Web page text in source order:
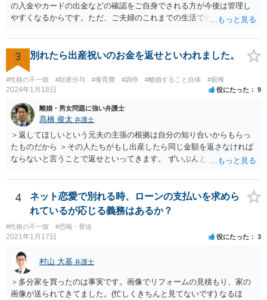
の入金やカードの出金などの確認をご自身でされる方が今後は管理し
やすくなるからです。ただ、ご夫婦のこれまでの生活で奥様が管理さ
しても構わないとは思います。 隠し財産といっても、収入は給与だけ
で隠しようがないでしょうし、今わかっていない財産がないのであれ
ば別居後に新たな財産ができてもお互いに分与を主張できないことに
はなりますので杞憂ということになろうかと思います。 婚姻費用を渡
さないというおそれを奥様が抱くのはやむない面もあるとは思います
が、ここは信じていただくしかないですし、婚姻費用の金額の合意が
できるかどうかの方が重要だと思います（合意できなれば納得した金
額をもらえないという意味では、奥様の不満は残るからです）。 特別
経費という問題はあるのですが、一般には、収入から婚姻費用は定め
られ、全ての生活費が入っていると見ます。奥様の利益のために支払
っている費用については、婚姻費用から引くことも相当だと思いま
3 別れたら出産祝いのお金を返せといわれました。
#性格の不一致 #財産分与 #養育費 #調停 #離婚すること自体 #親権
2024年1月18日 役にたった 9
離婚・男女問題に強い弁護士
髙橋 俊太 弁護士
＞返してほしいという元夫の主張の根拠は自分の知り合いからもらっ
たものだから ＞その人たちがもし出産したら同じ金額を返さなければ
ならないと言うことで返せといってきます。 ずいぶんとトリッキーな
さなければならない】ということですが、元夫がご友人に出産祝いを
贈る場合、その意味合いは贈与・お祝いであって返礼（≒内祝い）で
はないはずです。（というより、返礼義務履行のような意味合いだと
したら、出産祝いを受け取る側も気持ちの問題として嫌なのではない
でしょうか。） いずれにしましても、貴方に返還義務はないので応じ
る必要はありません。あまりにしつこいようであれば、弁護士から内
容証明などで通知すれば止まるのではないかと思います。
4
ネット恋愛で別れる時、ローンの支払いを求めら
れているが応じる義務はあるか？
#性格の不一致 #恐喝・脅迫
2021年1月17日 役にたった 3
村山 大基 弁護士
＞多分家を買ったのは事実です。画像でリフォームの見積もり、家の
画像が送られてきてました。(忙しくきちんと見てないです) なるほ